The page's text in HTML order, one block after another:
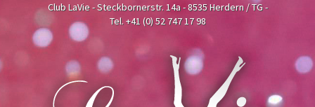
Club LaVie - Steckbornerstr. 14a - 8535 Herdern / TG -
Tel. +41 (0) 52 747 17 98